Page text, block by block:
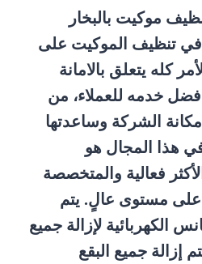
موكيت بالبخار
في تنظيف الموكيت على
كله يتعلق بالامانة
خدمه للعملاء، من
الشركة وساعدتها
هذا المجال هو
فعالية والمتخصصة
مستوى عالٍ. يتم
الكهربائية لإزالة جميع
إزالة جميع البقع